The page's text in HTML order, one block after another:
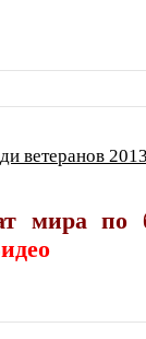
ветеранов
мира по